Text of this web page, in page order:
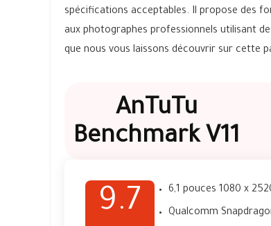
spécifications acceptables. Il propose des
aux photographes professionnels utilisant
que nous vous laissons découvrir sur cette
AnTuTu
Benchmark V11
9.7 6,1 pouces 1080 x
Qualcomm